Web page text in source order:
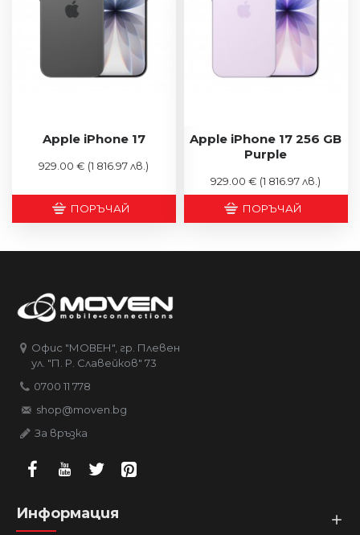
Apple iPhone 17
929.00 € (1 816.97 лв.)
ПОРЪЧАЙ
Apple iPhone 17 256 GB
Purple
929.00 € (1 816.97 лв.)
ПОРЪЧАЙ
Офис "МОВЕН", гр. Плевен
ул. "П. Р. Славейков" 73
0700 11 778
shop@moven.bg
За връзка
Информация